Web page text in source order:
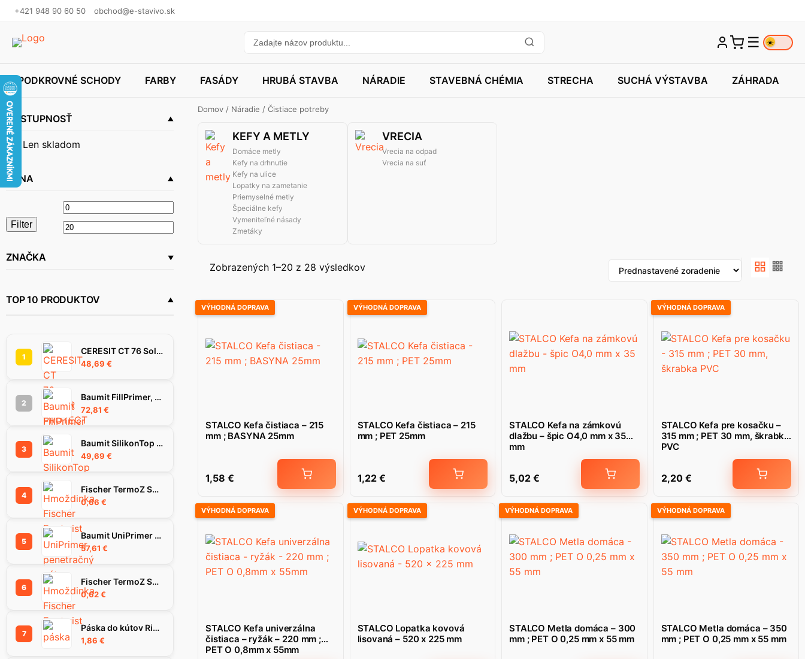
+421 948 90 60 50 obchod@e-stavivo.sk
☰ ☀️
PODKROVNÉ SCHODY FARBY FASÁDY HRUBÁ STAVBA NÁRADIE STAVEBNÁ CHÉMIA STRECHA SUCHÁ VÝSTAVBA ZÁHRADA
DOSTUPNOSŤ
Len skladom
CENA
Minimálna
cena
Filter
ZNAČKA
TOP 10 PRODUKTOV
1
CERESIT CT 76 SolarProtect omietka 1.5 mm 25 kg
48,69 €
2
Baumit FillPrimer, 25Kg
72,81 €
3
Baumit SilikonTop omietka 1.5K, 25 kg
49,69 €
4
Fischer TermoZ SV II Ecotwist 10-30 hmoždinka
0,66 €
5
Baumit UniPrimer penetračný náter, 25 kg
57,61 €
6
Fischer TermoZ SV II Ecotwist 0-10 hmoždinka
0,62€
7
Páska do kútov Rigips Habito Flex 83 mm
1,86 €
Domov / Náradie / Čistiace potreby
KEFY A METLY
Domáce metly
Kefy na drhnutie
Kefy na ulice
Lopatky na zametanie
Priemyselné metly
Špeciálne kefy
Vymeniteľné násady
Zmetáky
VRECIA
Vrecia na odpad
Vrecia na suť
Zobrazených 1–20 z 28 výsledkov
VÝHODNÁ DOPRAVA
STALCO Kefa čistiaca – 215
mm ; BASYNA 25mm
1,58 €
VÝHODNÁ DOPRAVA
STALCO Kefa čistiaca – 215
mm ; PET 25mm
1,22 €
STALCO Kefa na zámkovú
dlažbu – špic O4,0 mm x 35
mm
5,02 €
VÝHODNÁ DOPRAVA
STALCO Kefa pre kosačku –
315 mm ; PET 30 mm, škrabka
PVC
2,20 €
VÝHODNÁ DOPRAVA
STALCO Kefa univerzálna
čistiaca – ryžák – 220 mm ;
PET O 0,8mm x 55mm
VÝHODNÁ DOPRAVA
STALCO Lopatka kovová
lisovaná – 520 x 225 mm
VÝHODNÁ DOPRAVA
STALCO Metla domáca – 300
mm ; PET O 0,25 mm x 55 mm
VÝHODNÁ DOPRAVA
STALCO Metla domáca – 350
mm ; PET O 0,25 mm x 55 mm